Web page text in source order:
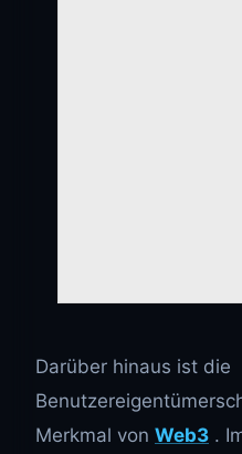
Darüber hinaus ist die
Merkmal von Web3 .